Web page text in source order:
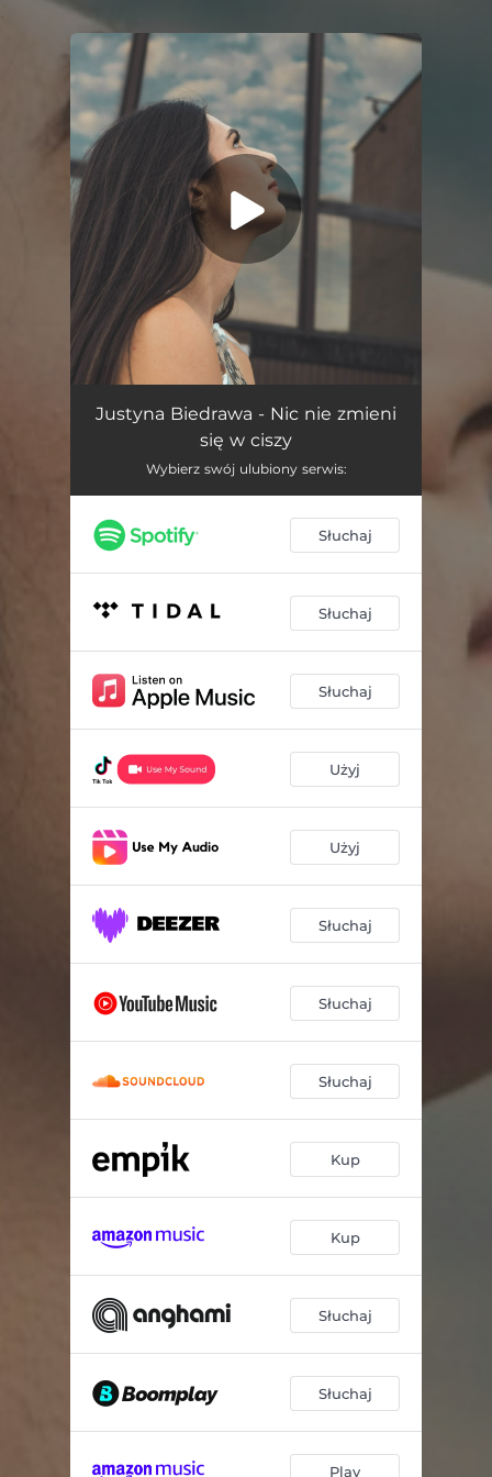
You're all set!
Nic Nie Zmieni Się W Ciszy 03:23
Justyna Biedrawa - Nic nie zmieni
się w ciszy
Wybierz swój ulubiony serwis:
Słuchaj
Słuchaj
Słuchaj
Użyj
Użyj
Słuchaj
Słuchaj
Słuchaj
Kup
Kup
Słuchaj
Słuchaj
Play